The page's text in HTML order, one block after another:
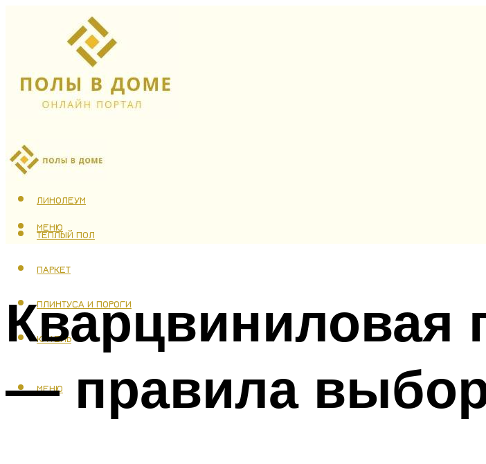
ЛАМИНАТ
ЛИНОЛЕУМ
ТЕПЛЫЙ ПОЛ
ПАРКЕТ
ПЛИНТУСА И ПОРОГИ
КАФЕЛЬ
МЕНЮ
МЕНЮ
Кварцвиниловая
— правила